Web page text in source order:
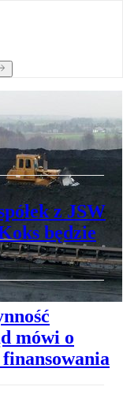
otwiera
z JSW
będzie
mówi o